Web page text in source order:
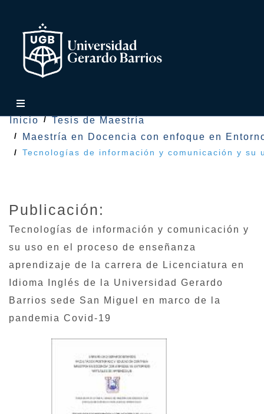
Inicio
Tesis de Maestría
Maestría en Docencia con enfoque en
Tecnologías de información y comunicación y
Publicación:
Tecnologías de información y comunicación y
su uso en el proceso de enseñanza
aprendizaje de la carrera de Licenciatura en
Idioma Inglés de la Universidad Gerardo
Barrios sede San Miguel en marco de la
pandemia Covid-19